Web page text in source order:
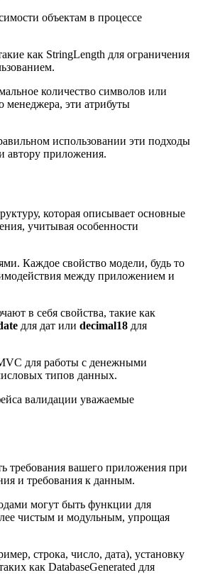
объектам в процессе
как StringLength для ограничения
количество символов или
менеджера, эти атрибуты
использовании эти подходы
автору приложения.
которая описывает основные
учитывая особенности
Каждое свойство модели, будь то
между приложением и
в себя свойства, такие как
для дат или decimal18 для
для работы с денежными
типов данных.
валидации уважаемые
требования вашего приложения при
и требования к данным.
могут быть функции для
чистым и модульным, упрощая
строка, число, дата), установку
как DatabaseGenerated для